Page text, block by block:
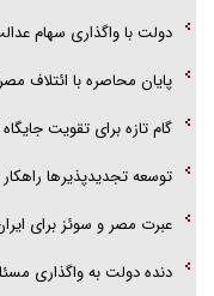
دولت با واگذاری سهام
پایان محاصره با ائتلاف
گام تازه برای تقویت
توسعه تجدیدپذیر‌ها
عبرت مصر و سوئز برای
دنده دولت به واگذاری